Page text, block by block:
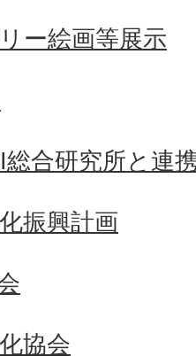
ー絵画等展示
合研究所と連
振興計画
協会